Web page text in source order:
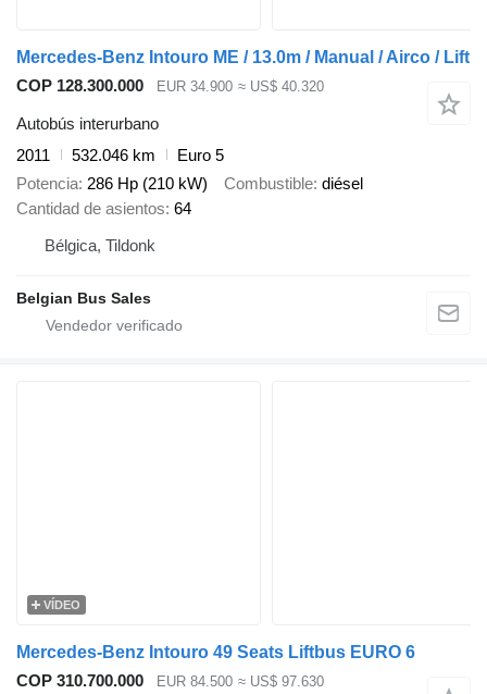
Mercedes-Benz Intouro ME / 13.0m / Manual / Airco / Lift
COP 128.300.000
EUR 34.900 ≈ US$ 40.320
Autobús interurbano
2011
532.046 km
Euro 5
Potencia 286 Hp (210 kW) Combustible diésel
Cantidad de asientos 64
Bélgica, Tildonk
Belgian Bus Sales
VÍDEO
Mercedes-Benz Intouro 49 Seats Liftbus EURO 6
COP 310.700.000
EUR 84.500 ≈ US$ 97.630